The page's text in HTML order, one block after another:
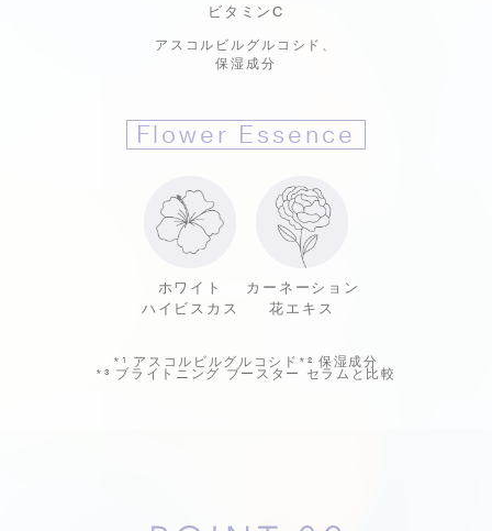
ビタミンC
アスコルビルグルコシド、
保湿成分
Flower Essence
ホワイト
ハイビスカス
カーネーション
花エキス
*¹ アスコルビルグルコシド *² 保湿成分
*³ ブライトニング ブースター セラムと比較